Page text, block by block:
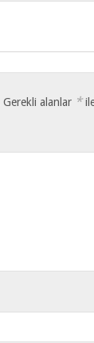
Gerekli alanlar *